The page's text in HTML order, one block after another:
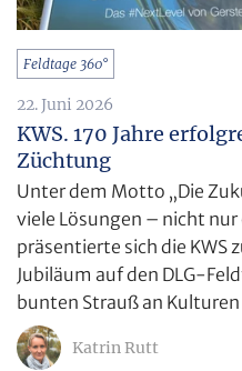
Feldtage 360°
22. Juni 2026
KWS. 170 Jahre
Züchtung
Unter dem Motto „Die
viele Lösungen – nicht nur
präsentierte sich die KWS
Jubiläum auf den DLG-
bunten Strauß an
Katrin Rutt